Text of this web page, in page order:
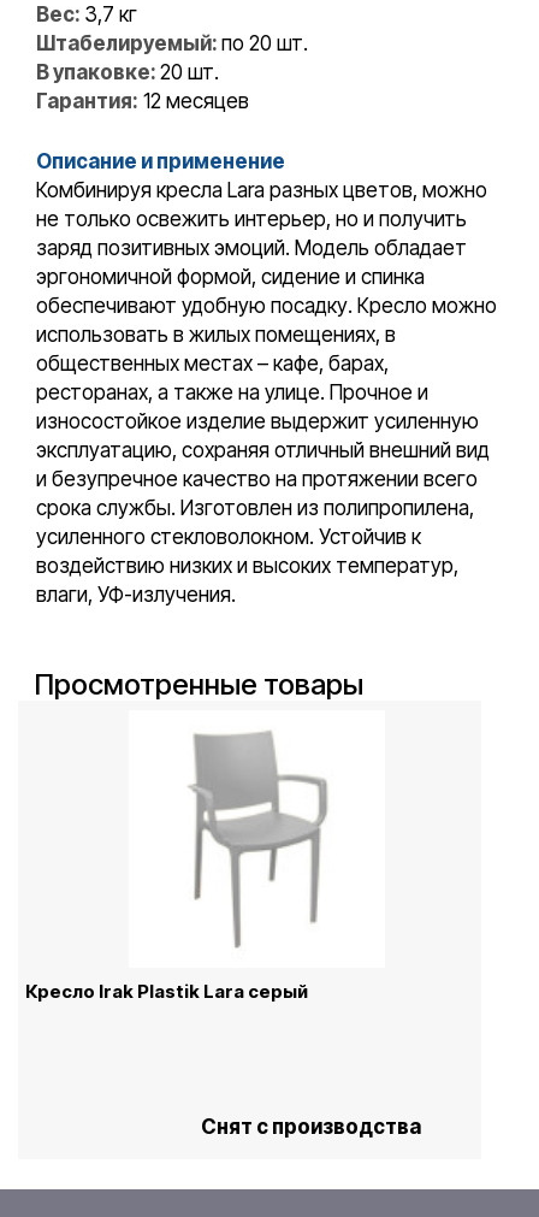
Вес: 3,7 кг
Штабелируемый: по 20 шт.
В упаковке: 20 шт.
Гарантия: 12 месяцев
Описание и применение
Комбинируя кресла Lara разных цветов, можно
не только освежить интерьер, но и получить
заряд позитивных эмоций. Модель обладает
эргономичной формой, сидение и спинка
обеспечивают удобную посадку. Кресло можно
использовать в жилых помещениях, в
общественных местах – кафе, барах,
ресторанах, а также на улице. Прочное и
износостойкое изделие выдержит усиленную
эксплуатацию, сохраняя отличный внешний вид
и безупречное качество на протяжении всего
срока службы. Изготовлен из полипропилена,
усиленного стекловолокном. Устойчив к
воздействию низких и высоких температур,
влаги, УФ-излучения.
Просмотренные товары
Кресло Irak Plastik Lara серый
Снят с производства